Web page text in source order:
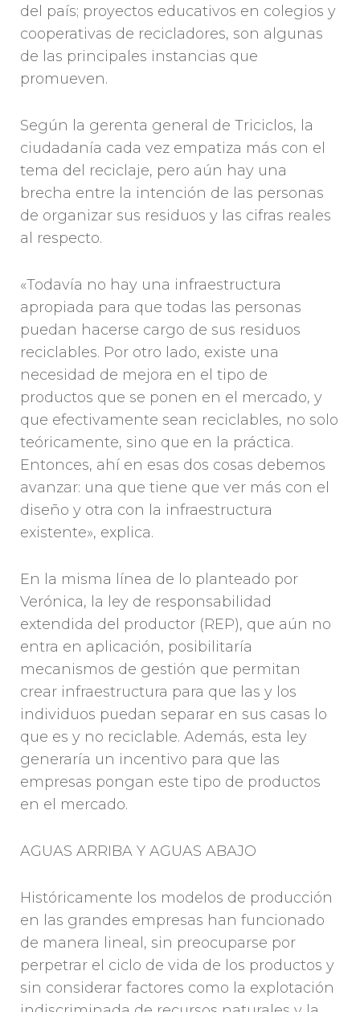
del país; proyectos educativos en colegios y
cooperativas de recicladores, son algunas
de las principales instancias que
promueven.
Según la gerenta general de Triciclos, la
ciudadanía cada vez empatiza más con el
tema del reciclaje, pero aún hay una
brecha entre la intención de las personas
de organizar sus residuos y las cifras reales
al respecto.
«Todavía no hay una infraestructura
apropiada para que todas las personas
puedan hacerse cargo de sus residuos
reciclables. Por otro lado, existe una
necesidad de mejora en el tipo de
productos que se ponen en el mercado, y
que efectivamente sean reciclables, no solo
teóricamente, sino que en la práctica.
Entonces, ahí en esas dos cosas debemos
avanzar: una que tiene que ver más con el
diseño y otra con la infraestructura
existente», explica.
En la misma línea de lo planteado por
Verónica, la ley de responsabilidad
extendida del productor (REP), que aún no
entra en aplicación, posibilitaría
mecanismos de gestión que permitan
crear infraestructura para que las y los
individuos puedan separar en sus casas lo
que es y no reciclable. Además, esta ley
generaría un incentivo para que las
empresas pongan este tipo de productos
en el mercado.
AGUAS ARRIBA Y AGUAS ABAJO
Históricamente los modelos de producción
en las grandes empresas han funcionado
de manera lineal, sin preocuparse por
perpetrar el ciclo de vida de los productos y
sin considerar factores como la explotación